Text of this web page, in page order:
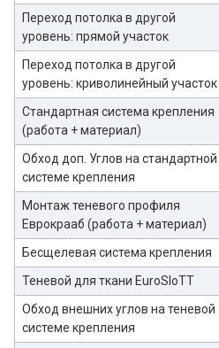
Переход потолка в другой
уровень: прямой участок
Переход потолка в другой
уровень: криволинейный участок
Стандартная система крепления
(работа + материал)
Обход доп. Углов на стандартной
системе крепления
Монтаж теневого профиля
Еврокрааб (работа + материал)
Бесщелевая система крепления
Теневой для ткани EuroSloTT
Обход внешних углов на теневой
системе крепления